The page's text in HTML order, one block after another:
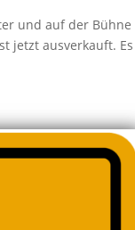
und auf der Bühne
jetzt ausverkauft. Es